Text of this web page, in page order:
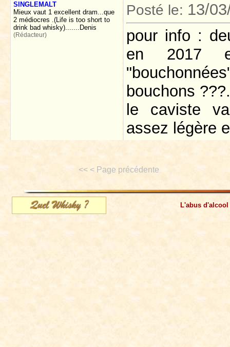
SINGLEMALT
Mieux vaut 1 excellent dram...que
2 médiocres .(Life is too short to
drink bad whisky).......Denis
(Rédacteur)
Posté le: 13/
pour info :
en 2017
bouchons
le caviste
assez légère
<< < Page précédente
L'abus